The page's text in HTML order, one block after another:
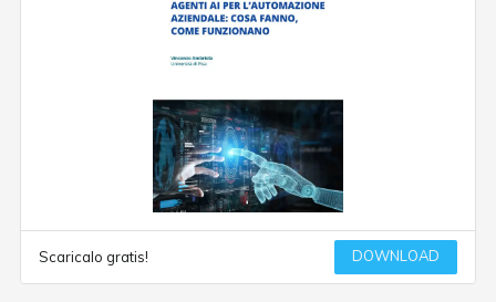
Scaricalo gratis! DOWNLOAD